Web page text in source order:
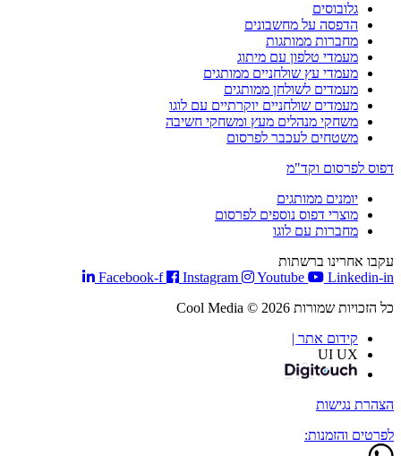
גלובוסים
הדפסה על מחשבונים
מחברות ממותגות
מעמדי טלפון עם מיתוג
מעמדי עץ שולחניים ממותגים
מעמדים לשולחן ממותגים
מעמדים שולחניים יוקרתיים עם לוגו
משחקי מנהלים מעץ ומשחקי חשיבה
משטחים לעכבר לפרסום
דפוס לפרסום וקד"מ
יומנים ממותגים
מוצרי דפוס נוספים לפרסום
מחברות עם לוגו
עקבו אחרינו ברשתות
Facebook-f
Instagram Youtube
Linkedin-in
כל הזכויות שמורות Cool Media © 2026
קידום אתר |
UI UX
הצהרת נגישות
לפרטים והזמנות: